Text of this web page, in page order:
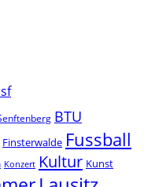
BTU
Finsterwalde Fussball
Konzert Kultur Kunst